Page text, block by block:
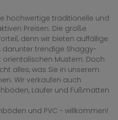
hochwertige traditionelle und
Preisen. Die große
denn wir bieten auffällige
darunter trendige Shaggy-
Mustern. Doch
alles, was Sie in unserem
Wir verkaufen auch
Läufer und Fußmatten
und PVC - willkommen!